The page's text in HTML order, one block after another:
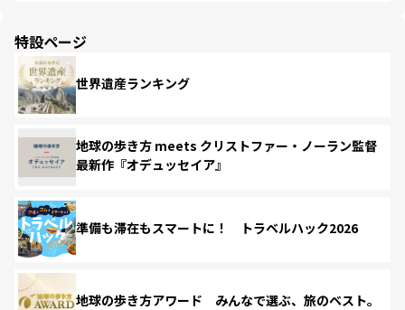
特設ページ
世界遺産ランキング
地球の歩き方 meets クリストファー・ノーラン監督
最新作『オデュッセイア』
準備も滞在もスマートに！ トラベルハック2026
地球の歩き方アワード みんなで選ぶ、旅のベスト。